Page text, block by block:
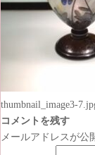
thumbnail_image3-
コメントを残す
メールアドレスが公